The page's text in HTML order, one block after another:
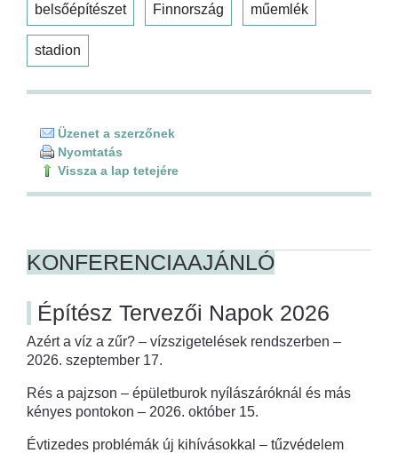
belsőépítészet Finnország műemlék
stadion
Üzenet a szerzőnek
Nyomtatás
Vissza a lap tetejére
KONFERENCIAAJÁNLÓ
Építész Tervezői Napok 2026
Azért a víz a zűr? – vízszigetelések rendszerben –
2026. szeptember 17.
Rés a pajzson – épületburok nyílászáróknál és más
kényes pontokon – 2026. október 15.
Évtizedes problémák új kihívásokkal – tűzvédelem